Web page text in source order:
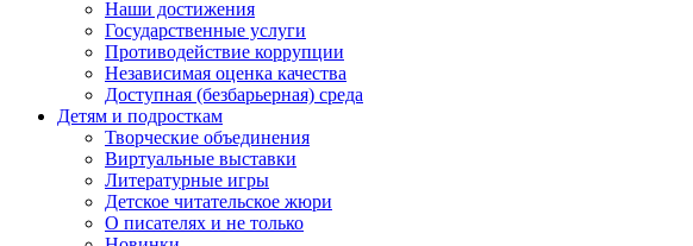
Наши достижения
Государственные услуги
Противодействие коррупции
Независимая оценка качества
Доступная (безбарьерная) среда
Детям и подросткам
Творческие объединения
Виртуальные выставки
Литературные игры
Детское читательское жюри
О писателях и не только